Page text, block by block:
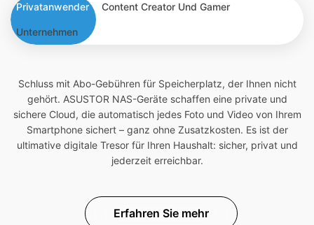
Privatanwender Content Creator Und Gamer
Unternehmen
Schluss mit Abo-Gebühren für Speicherplatz, der Ihnen nicht
gehört. ASUSTOR NAS-Geräte schaffen eine private und
sichere Cloud, die automatisch jedes Foto und Video von Ihrem
Smartphone sichert – ganz ohne Zusatzkosten. Es ist der
ultimative digitale Tresor für Ihren Haushalt: sicher, privat und
jederzeit erreichbar.
Erfahren Sie mehr